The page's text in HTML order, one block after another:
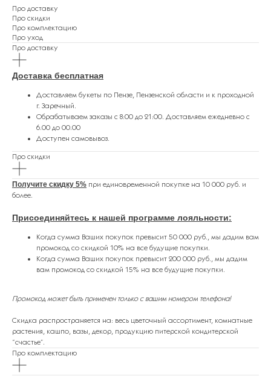
Про доставку
Про скидки
Про комплектацию
Про уход
Про доставку
Доставка бесплатная
Доставляем букеты по Пензе, Пензенской области и к проходной
г. Заречный.
Обрабатываем заказы с 8:00 до 21:00. Доставляем ежедневно с
6.00 до 00.00
Доступен самовывоз.
Про скидки
Получите скидку 5% при единовременной покупке на 10 000 руб. и
более.
Присоединяйтесь к нашей программе лояльности:
Когда сумма Ваших покупок превысит 50 000 руб., мы дадим вам
промокод со скидкой 10% на все будущие покупки.
Когда сумма Ваших покупок превысит 200 000 руб., мы дадим
вам промокод со скидкой 15% на все будущие покупки.
Промокод может быть применен только с вашим номером телефона!
Скидка распространяется на: весь цветочный ассортимент, комнатные
растения, кашпо, вазы, декор, продукцию питерской кондитерской
“счастье”.
Про комплектацию
РЕКОМЕНДУЕМ
8
ПОДАРКИ ОТ FLOWER LAB